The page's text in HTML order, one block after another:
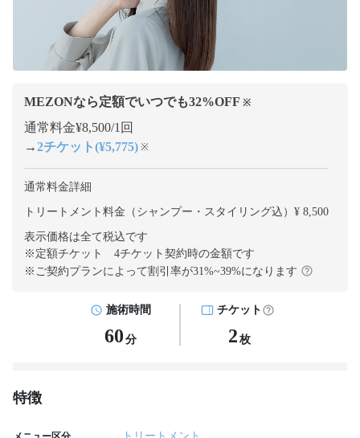
MEZONなら定額でいつでも32%OFF ※
通常料金¥8,500/1回
→2チケット(¥5,775) ※
通常料金詳細
トリートメント料金（シャンプー・スタイリング込）¥ 8,500
表示価格は全て税込です
※定額チケット 4チケット契約時の金額です
※ご契約プランによって割引率が31%~39%になります
施術時間
60 分
チケット
2 枚
特徴